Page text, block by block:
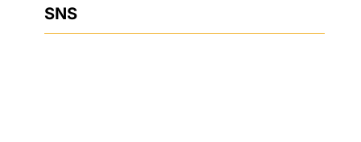
SNS